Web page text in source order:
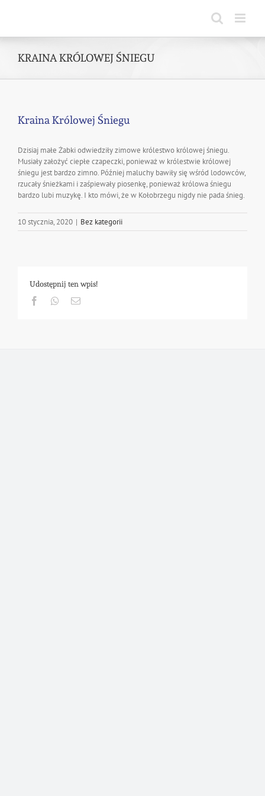
KRAINA KRÓLOWEJ ŚNIEGU
Kraina Królowej Śniegu
Dzisiaj małe Żabki odwiedziły zimowe królestwo królowej śniegu.
Musiały założyć ciepłe czapeczki, ponieważ w królestwie królowej
śniegu jest bardzo zimno. Później maluchy bawiły się wśród lodowców,
rzucały śnieżkami i zaśpiewały piosenkę, ponieważ królowa śniegu
bardzo lubi muzykę. I kto mówi, że w Kołobrzegu nigdy nie pada śnieg.
10 stycznia, 2020 | Bez kategorii
Udostępnij ten wpis!
FacebookWhatsapp
Email